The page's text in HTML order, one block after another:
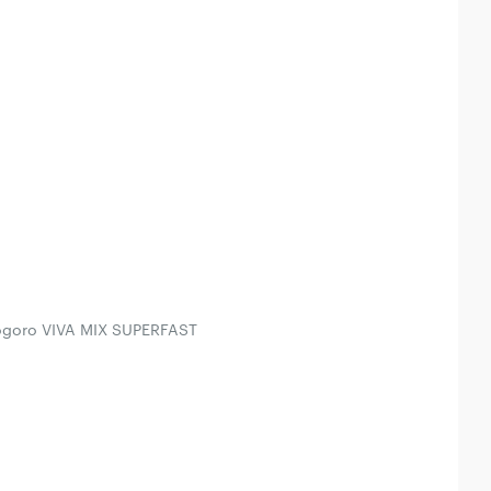
VIVA MIX SUPERFAST